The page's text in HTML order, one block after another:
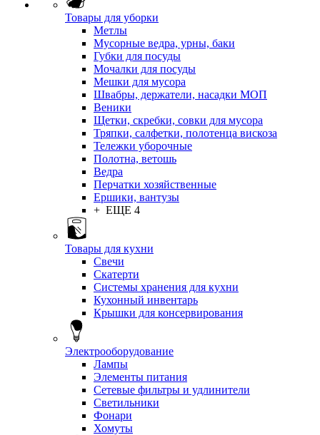
Товары для уборки
Метлы
Мусорные ведра, урны, баки
Губки для посуды
Мочалки для посуды
Мешки для мусора
Швабры, держатели, насадки МОП
Веники
Щетки, скребки, совки для мусора
Тряпки, салфетки, полотенца вискоза
Тележки уборочные
Полотна, ветошь
Ведра
Перчатки хозяйственные
Ершики, вантузы
+ ЕЩЕ 4
Товары для кухни
Свечи
Скатерти
Системы хранения для кухни
Кухонный инвентарь
Крышки для консервирования
Электрооборудование
Лампы
Элементы питания
Сетевые фильтры и удлинители
Светильники
Фонари
Хомуты